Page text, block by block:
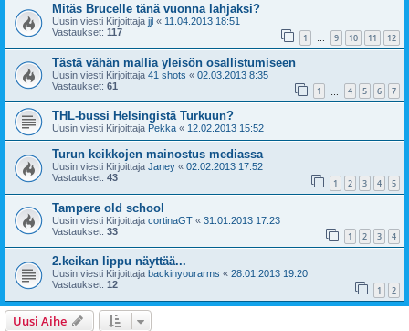
Mitäs Brucelle tänä vuonna lahjaksi?
Uusin viesti Kirjoittaja jjl « 11.04.2013 18:51
Vastaukset: 117 1 9 10 11 12
Tästä vähän mallia yleisön osallistumiseen
Uusin viesti Kirjoittaja 41 shots « 02.03.2013 8:35
Vastaukset: 61 1 4 5 6 7
THL-bussi Helsingistä Turkuun?
Uusin viesti Kirjoittaja Pekka « 12.02.2013 15:52
Turun keikkojen mainostus mediassa
Uusin viesti Kirjoittaja Janey « 02.02.2013 17:52
Vastaukset: 43 1 2 3 4 5
Tampere old school
Uusin viesti Kirjoittaja cortinaGT « 31.01.2013 17:23
Vastaukset: 33 1 2 3 4
2.keikan lippu näyttää...
Uusin viesti Kirjoittaja backinyourarms « 28.01.2013 19:20
Vastaukset: 12 1 2
Uusi Aihe